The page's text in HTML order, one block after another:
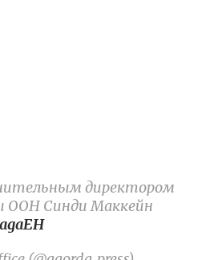
директором
ООН Синди Маккейн